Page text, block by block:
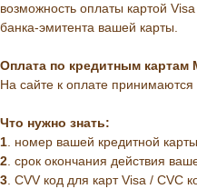
возможность оплаты картой
банка-эмитента вашей карты.
Оплата по кредитным картам
На сайте к оплате
Что нужно знать:
1. номер вашей кредитной
2. cрок окончания действия
3. CVV код для карт Visa / CVC